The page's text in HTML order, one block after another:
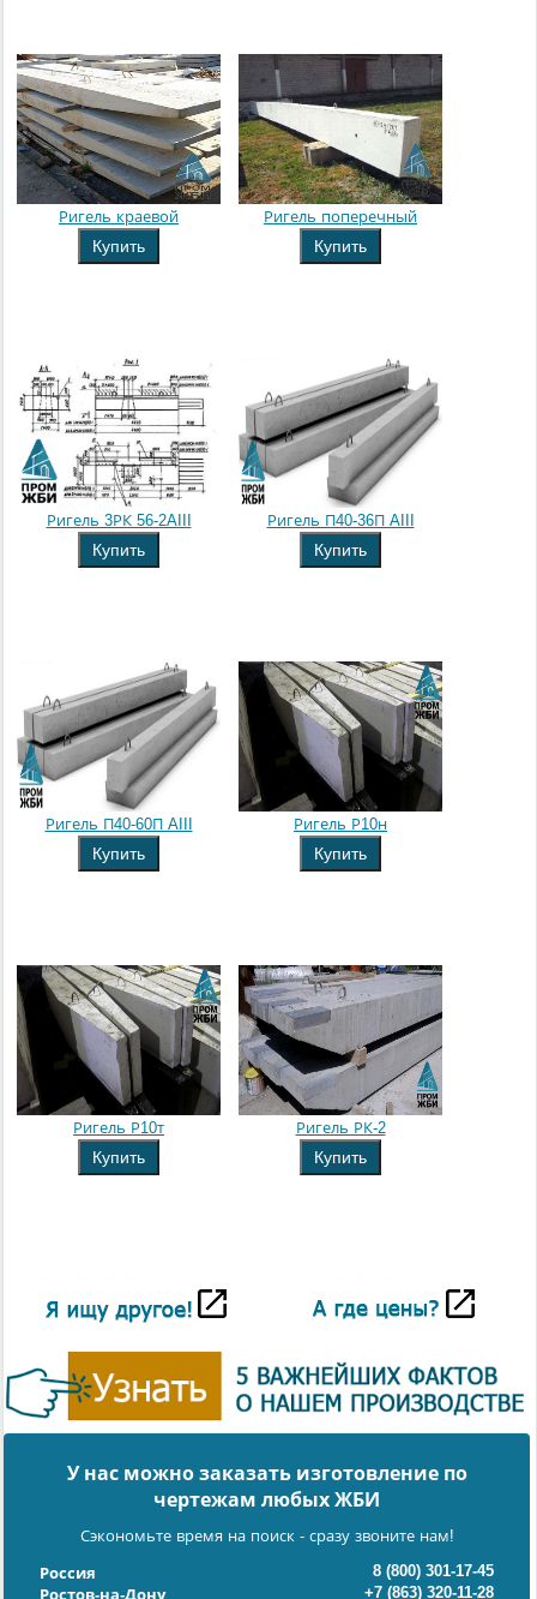
Ригель краевой
Купить
Ригель поперечный
Купить
Ригель 3РК 56-2AIII
Купить
Ригель П40-36П AIII
Купить
Ригель П40-60П AIII
Купить
Ригель Р10н
Купить
Ригель Р10т
Купить
Ригель РК-2
Купить
У нас можно заказать изготовление по
чертежам любых ЖБИ
Сэкономьте время на поиск - сразу звоните нам!
Россия
8 (800) 301-17-45
Ростов-на-Дону
+7 (863) 320-11-28